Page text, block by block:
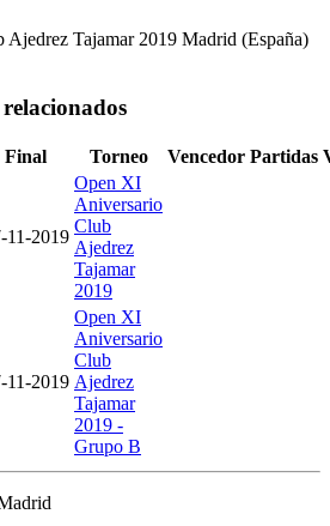
Tajamar 2019 Madrid (España)
Final Torneo Vencedor Partidas
11-2019
Open XI
Aniversario
Club
Ajedrez
Tajamar
2019
11-2019
Open XI
Aniversario
Club
Ajedrez
Tajamar
2019 -
Grupo B